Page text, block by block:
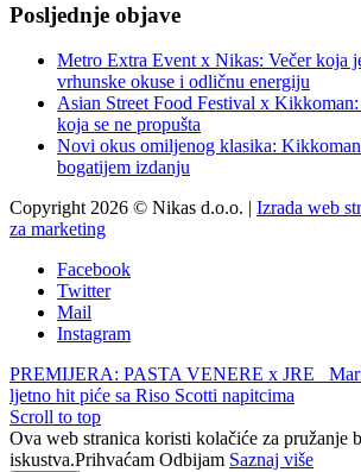
Posljednje objave
Metro Extra Event x Nikas: Večer koja
vrhunske okuse i odličnu energiju
Asian Street Food Festival x
koja se ne propušta
Novi okus omiljenog klasika:
bogatijem izdanju
Copyright 2026 © Nikas d.o.o. | Izrada web
za marketing
Facebook
Twitter
Mail
Instagram
PREMIJERA: PASTA VENERE x JRE
ljetno hit piće sa Riso Scotti napitcima
Scroll to top
Ova web stranica koristi kolačiće za pružanje
iskustva.Prihvaćam Odbijam Saznaj više